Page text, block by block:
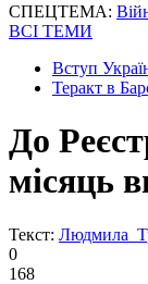
СПЕЦТЕМА:
ВСІ ТЕМИ
Вступ
Теракт в
До
місяць
Текст: Людмила
0
168